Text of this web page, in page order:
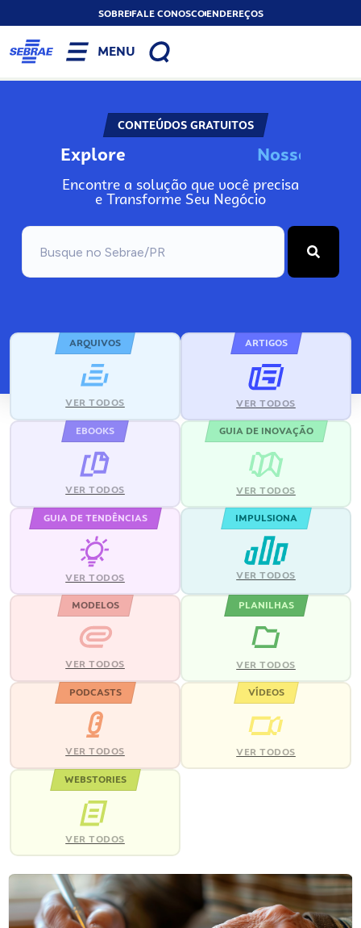
SOBREFALE CONOSCOENDEREÇOS
MENU
CONTEÚDOS GRATUITOS
Explore Nosso
Encontre a solução que você precisa
e Transforme Seu Negócio
ARQUIVOS
VER TODOS
ARTIGOS
VER TODOS
EBOOKS
VER TODOS
GUIA DE INOVAÇÃO
VER TODOS
GUIA DE TENDÊNCIAS
VER TODOS
IMPULSIONA
VER TODOS
MODELOS
VER TODOS
PLANILHAS
VER TODOS
PODCASTS
VER TODOS
VÍDEOS
VER TODOS
WEBSTORIES
VER TODOS